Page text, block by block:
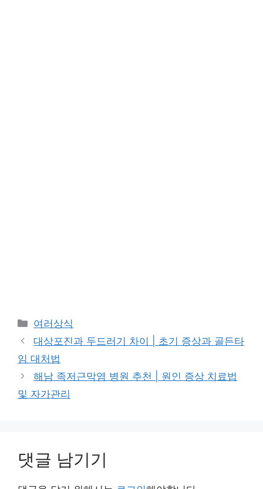
카
테
리
여러상식
대상포진과 두드러기 차이 | 초기 증상과 골든타
임 대처법
해남 족저근막염 병원 추천 | 원인 증상 치료법
및 자가관리
댓글 남기기